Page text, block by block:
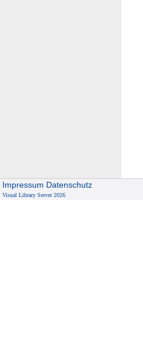
Impressum Datenschutz
Visual Library Server 2026